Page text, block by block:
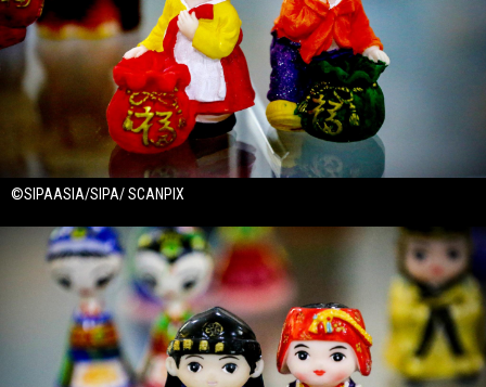
©SIPAASIA/SIPA/ SCANPIX